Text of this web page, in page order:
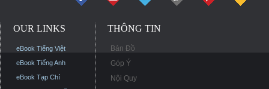
OUR LINKS
eBook Tiếng Việt
eBook Tiếng Anh
eBook Tạp Chí
THÔNG TIN
Bản Đồ
Góp Ý
Nội Quy